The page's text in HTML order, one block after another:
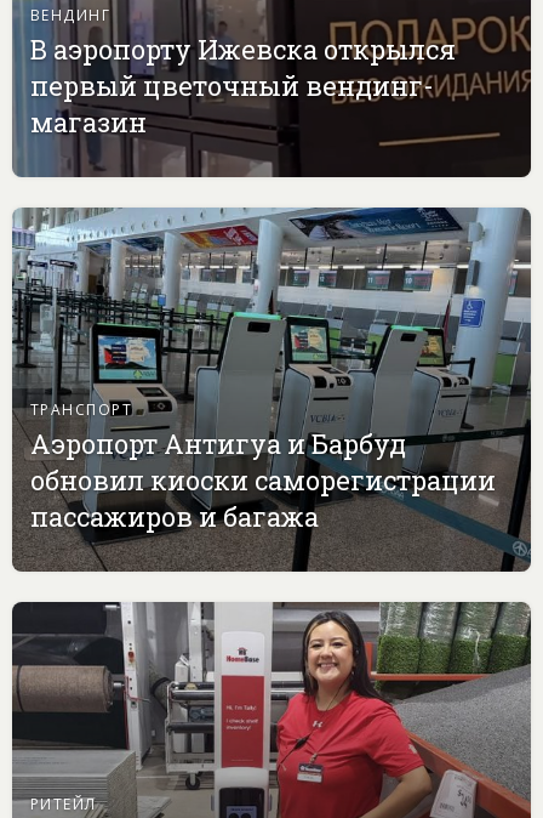
ВЕНДИНГ
В аэропорту Ижевска открылся
первый цветочный вендинг-
магазин
ТРАНСПОРТ
Аэропорт Антигуа и Барбуд
обновил киоски саморегистрации
пассажиров и багажа
РИТЕЙЛ